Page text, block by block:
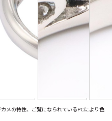
メの特性、ご覧になられているPCにより色